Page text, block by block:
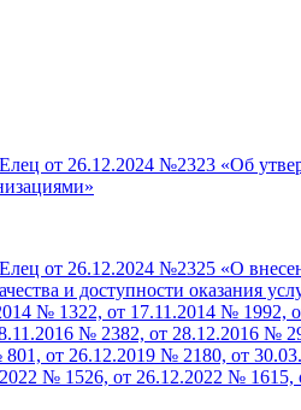
от 26.12.2024 №2323 «Об
от 26.12.2024 №2325 «О
и доступности оказания
№ 1322, от 17.11.2014 №
№ 2382, от 28.12.2016 №
от 26.12.2019 № 2180, от
№ 1526, от 26.12.2022 №